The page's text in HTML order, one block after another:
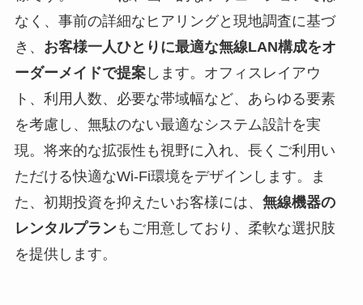
なく、事前の詳細なヒアリングと現地調査に基づ
き、 お客様一人ひとりに最適な無線LAN構成をオ
ーダーメイドで提案します。オフィスレイアウ
ト、利用人数、必要な帯域幅など、あらゆる要素
を考慮し、無駄のない最適なシステム設計を実
現。将来的な拡張性も視野に入れ、長くご利用い
ただける快適なWi-Fi環境をデザインします。ま
た、初期投資を抑えたいお客様には、 無線機器の
レンタルプランもご用意しており、柔軟な選択肢
を提供します。